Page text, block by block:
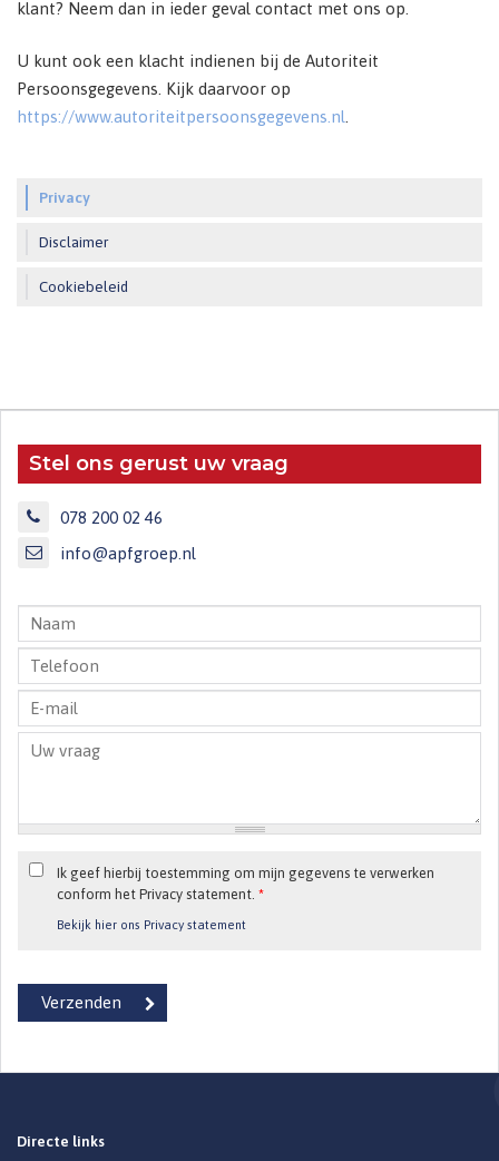
klant? Neem dan in ieder geval contact met ons op.
U kunt ook een klacht indienen bij de Autoriteit
Persoonsgegevens. Kijk daarvoor op
https://www.autoriteitpersoonsgegevens.nl
Privacy
Disclaimer
Cookiebeleid
Stel ons gerust uw vraag
078 200 02 46
info@apfgroep.nl
Ik geef hierbij toestemming om mijn gegevens te verwerken
conform het Privacy statement. *
Bekijk hier ons Privacy statement
Directe links